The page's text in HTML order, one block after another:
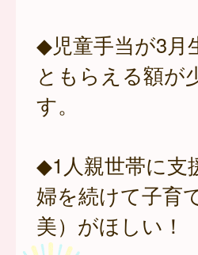
◆児童手当が3月
ともらえる額が
す。
◆1人親世帯に支
婦を続けて子育
美）がほしい！